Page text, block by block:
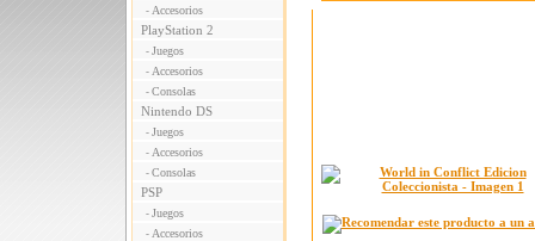
- Accesorios
PlayStation 2
- Juegos
- Accesorios
- Consolas
Nintendo DS
- Juegos
- Accesorios
- Consolas
PSP
- Juegos
- Accesorios